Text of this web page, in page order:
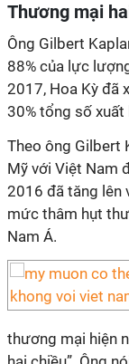
Thương mại
Ông Gilbert
88% của lực
2017, Hoa Kỳ đã
30% tổng số xuất
Theo ông Gilbert
Mỹ với Việt Nam
2016 đã tăng lên
mức thâm hụt
Nam Á.
thương mại hiện